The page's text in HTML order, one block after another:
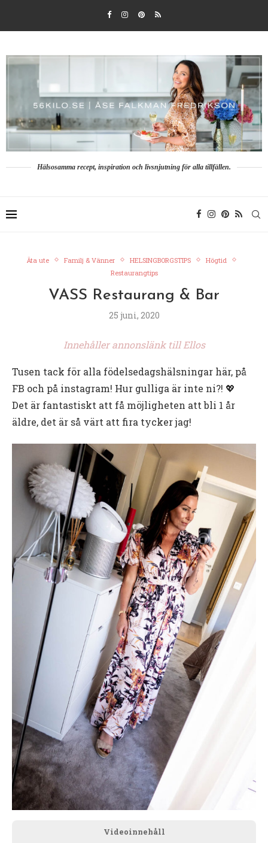
Hälsosamma recept, inspiration och livsnjutning för alla tillfällen.
Äta ute Familj & Vänner HELSINGBORGSTIPS
Högtid
Restaurangtips
VASS Restaurang & Bar
25 juni, 2020
Innehåller annonslänk till Ellos
Tusen tack för alla födelsedagshälsningar här, på
FB och på instagram! Hur gulliga är inte ni?! 💖
Det är fantastiskt att få möjligheten att bli 1 år
äldre, det är så värt att fira tycker jag!
Videoinnehåll